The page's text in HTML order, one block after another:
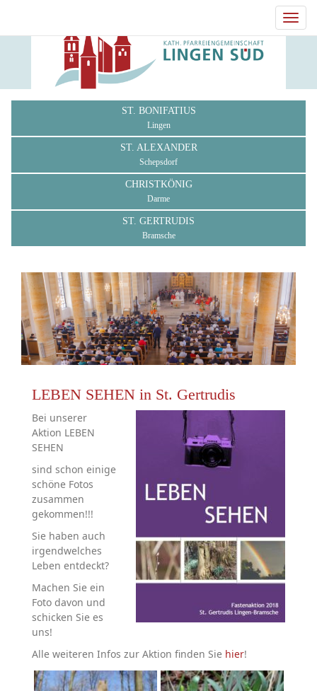
ST. BONIFATIUS
Lingen
ST. ALEXANDER
Schepsdorf
CHRISTKÖNIG
Darme
ST. GERTRUDIS
Bramsche
LEBEN SEHEN in St. Gertrudis
Bei unserer
Aktion LEBEN
SEHEN
sind schon einige
schöne Fotos
zusammen
gekommen!!!
Sie haben auch
irgendwelches
Leben entdeckt?
Machen Sie ein
Foto davon und
schicken Sie es
uns!
Alle weiteren Infos zur Aktion finden Sie hier!